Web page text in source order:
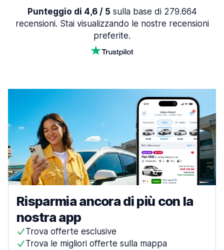
Punteggio di 4,6 / 5 sulla base di 279.664
recensioni. Stai visualizzando le nostre recensioni
preferite.
Risparmia ancora di più con la
nostra app
Trova offerte esclusive
Trova le migliori offerte sulla mappa